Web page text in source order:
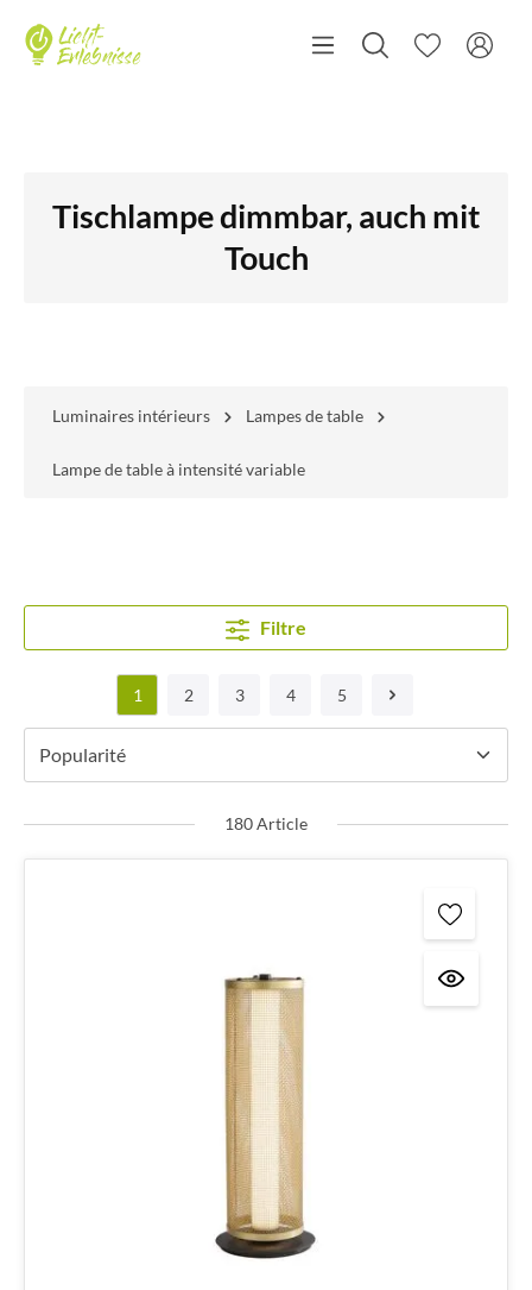
Tischlampe dimmbar, auch mit
Touch
Luminaires intérieurs Lampes de table
Lampe de table à intensité variable
Filtre
1 2 3 4 5
180 Article